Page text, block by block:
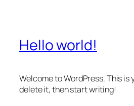
Hello world!
Welcome to WordPress. This is
delete it, then start writing!